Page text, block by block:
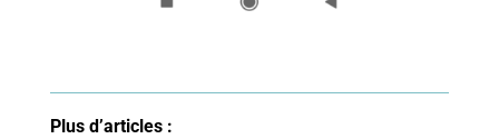
Plus d’articles :